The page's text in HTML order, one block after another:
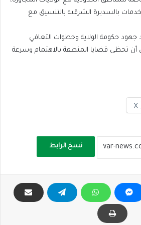
بالسديرة الشرقية بالتنسيق مع
جهود حكومة الولاية وخطوات التعافي
أن تحظى قضايا المنطقة بالاهتمام وسرعة
X
نسخ الرابط